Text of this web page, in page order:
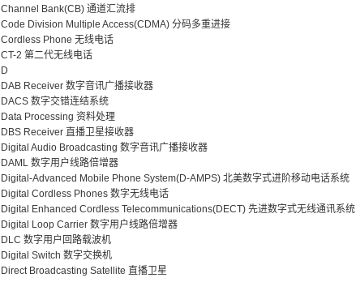
Channel Bank(CB) 通道汇流排
Code Division Multiple Access(CDMA) 分码多重进接
Cordless Phone 无线电话
CT-2 第二代无线电话
D
DAB Receiver 数字音讯广播接收器
DACS 数字交错连结系统
Data Processing 资料处理
DBS Receiver 直播卫星接收器
Digital Audio Broadcasting 数字音讯广播接收器
DAML 数字用户线路倍增器
Digital-Advanced Mobile Phone System(D-AMPS) 北美数字式进阶移动电话系统
Digital Cordless Phones 数字无线电话
Digital Enhanced Cordless Telecommunications(DECT) 先进数字式无线通讯系统
Digital Loop Carrier 数字用户线路倍增器
DLC 数字用户回路载波机
Digital Switch 数字交换机
Direct Broadcasting Satellite 直播卫星